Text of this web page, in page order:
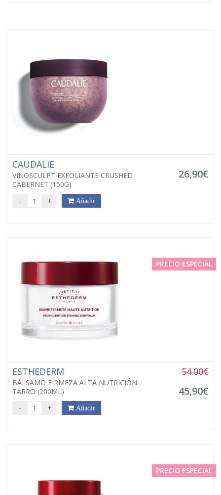
CAUDALIE
VINOSCULPT EXFOLIANTE CRUSHED
CABERNET (150G)
26,90€
- + Añadir
PRECIO ESPECIAL
ESTHEDERM
BÁLSAMO FIRMEZA ALTA NUTRICIÓN
TARRO (200ML)
54.00€
45,90€
- + Añadir
PRECIO ESPECIAL